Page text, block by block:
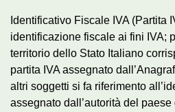
Identificativo Fiscale IVA (Partita
identificazione fiscale ai fini IVA;
territorio dello Stato Italiano
partita IVA assegnato
altri soggetti si fa riferimento
assegnato dall’autorità del